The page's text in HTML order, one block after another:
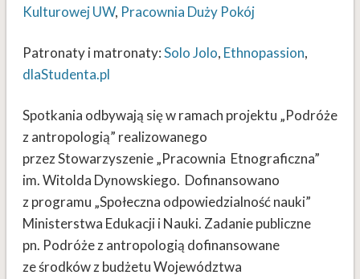
Kulturowej UW, Pracownia Duży Pokój
Patronaty i matronaty:Solo Jolo, Ethnopassion,
dlaStudenta.pl
Spotkania odbywają się w ramach projektu „Podróże
z antropologią” realizowanego
przez Stowarzyszenie „Pracownia Etnograficzna”
im. Witolda Dynowskiego. Dofinansowano
z programu „Społeczna odpowiedzialność nauki”
Ministerstwa Edukacji i Nauki. Zadanie publiczne
pn. Podróże z antropologią dofinansowane
ze środków z budżetu Województwa